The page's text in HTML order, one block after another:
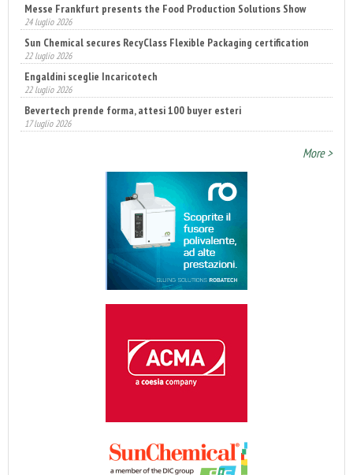
Messe Frankfurt presents the Food Production Solutions Show
24 luglio 2026
Sun Chemical secures RecyClass Flexible Packaging certification
22 luglio 2026
Engaldini sceglie Incaricotech
22 luglio 2026
Bevertech prende forma, attesi 100 buyer esteri
17 luglio 2026
Annunciati i finalisti dei Diamonds Awards 2026 di FTA Europe
More >